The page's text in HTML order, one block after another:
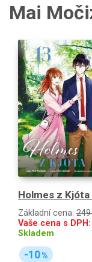
Mai
Holmes z Kjóta
Základní cena:
Vaše cena s DPH:
Skladem
-10%